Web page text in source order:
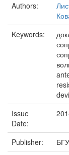
Authors:
Keywords:
Issue
Date:
Publisher: